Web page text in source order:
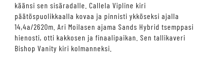
käänsi sen sisäradalle. Callela Vipline kiri
päätöspuolikkaalla kovaa ja pinnisti ykköseksi ajalla
14,4a/2620m. Ari Moilasen ajama Sands Hybrid tsemppasi
hienosti, otti kakkosen ja finaalipaikan. Sen tallikaveri
Bishop Vanity kiri kolmanneksi.